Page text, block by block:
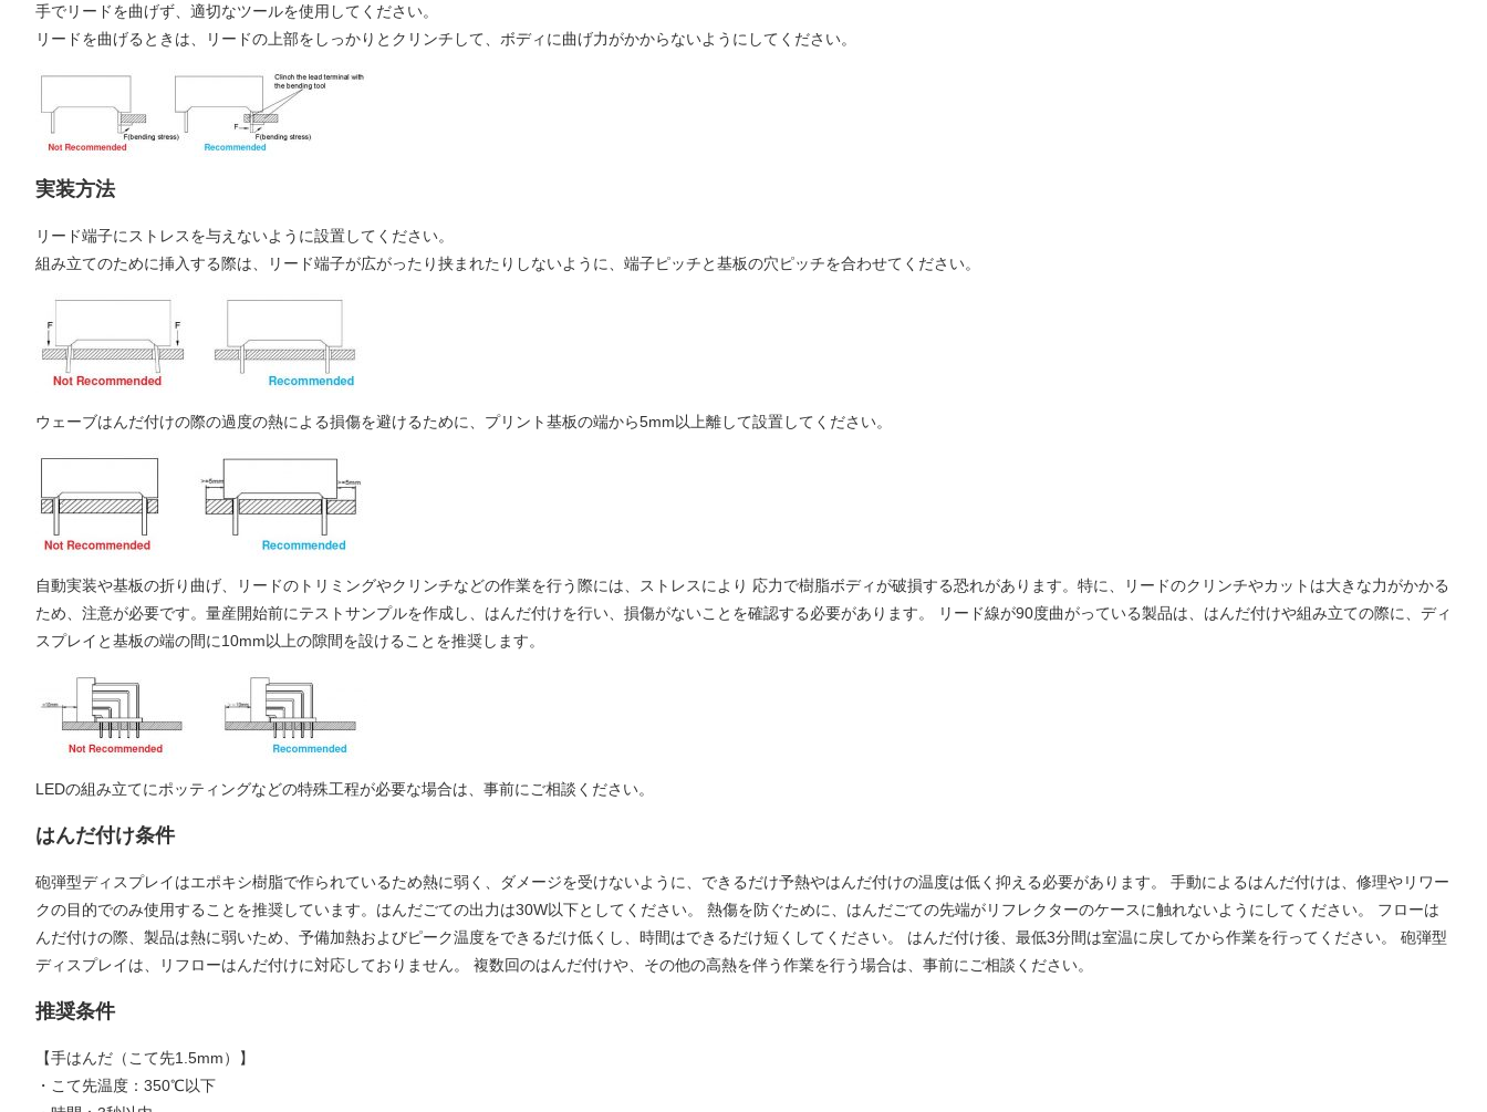
手でリードを曲げず、適切なツールを使用してください。
リードを曲げるときは、リードの上部をしっかりとクリンチして、ボディに曲げ力がかからないようにしてください。
実装方法
リード端子にストレスを与えないように設置してください。
組み立てのために挿入する際は、リード端子が広がったり挟まれたりしないように、端子ピッチと基板の穴ピッチを合わせてください。
ウェーブはんだ付けの際の過度の熱による損傷を避けるために、プリント基板の端から5mm以上離して設置してください。
自動実装や基板の折り曲げ、リードのトリミングやクリンチなどの作業を行う際には、ストレスにより 応力で樹脂ボディが破損する恐れがあります。特に、リードのクリンチやカットは大きな力がかかる
ため、注意が必要です。量産開始前にテストサンプルを作成し、はんだ付けを行い、損傷がないことを確認する必要があります。 リード線が90度曲がっている製品は、はんだ付けや組み立ての際に、ディ
スプレイと基板の端の間に10mm以上の隙間を設けることを推奨します。
LEDの組み立てにポッティングなどの特殊工程が必要な場合は、事前にご相談ください。
はんだ付け条件
砲弾型ディスプレイはエポキシ樹脂で作られているため熱に弱く、ダメージを受けないように、できるだけ予熱やはんだ付けの温度は低く抑える必要があります。 手動によるはんだ付けは、修理やリワー
クの目的でのみ使用することを推奨しています。はんだごての出力は30W以下としてください。 熱傷を防ぐために、はんだごての先端がリフレクターのケースに触れないようにしてください。 フローは
んだ付けの際、製品は熱に弱いため、予備加熱およびピーク温度をできるだけ低くし、時間はできるだけ短くしてください。 はんだ付け後、最低3分間は室温に戻してから作業を行ってください。 砲弾型
ディスプレイは、リフローはんだ付けに対応しておりません。 複数回のはんだ付けや、その他の高熱を伴う作業を行う場合は、事前にご相談ください。
推奨条件
【手はんだ（こて先1.5mm）】
・こて先温度：350℃以下